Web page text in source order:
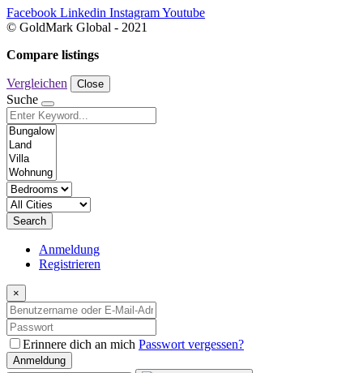
Facebook Linkedin InstagramYoutube
© GoldMark Global - 2021
Compare listings
Vergleichen Close
Suche
Search
Anmeldung
Registrieren
×
Erinnere dich an mich Passwort vergessen?
Anmeldung